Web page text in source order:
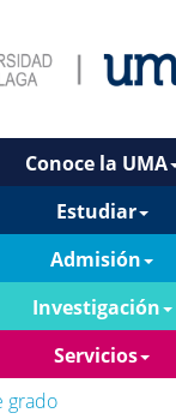
Conoce la UMA
Estudiar
Admisión
Investigación
Servicios
grado